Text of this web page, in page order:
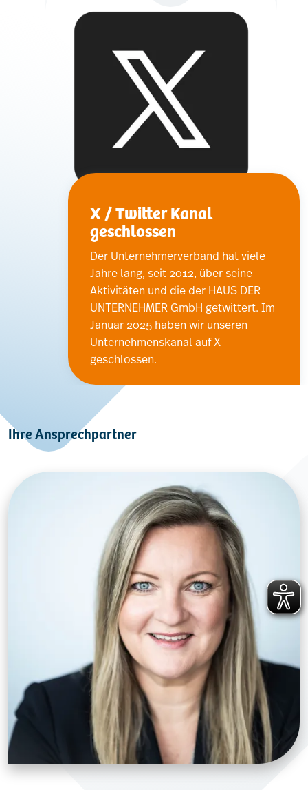
X / Twitter Kanal
geschlossen
Der Unternehmerverband hat viele
Jahre lang, seit 2012, über seine
Aktivitäten und die der HAUS DER
UNTERNEHMER GmbH getwittert. Im
Januar 2025 haben wir unseren
Unternehmenskanal auf X
geschlossen.
Ihre Ansprechpartner